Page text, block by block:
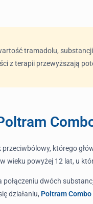
tramadolu,
z terapii przewyższają
przeciwbólowy, którego
wieku powyżej 12 lat, u
połączeniu dwóch
działaniu, Poltram Combo